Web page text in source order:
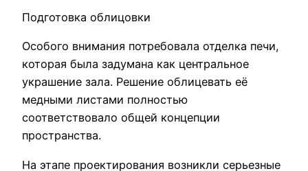
Подготовка облицовки
Особого внимания потребовала отделка печи,
которая была задумана как центральное
украшение зала. Решение облицевать её
медными листами полностью
соответствовало общей концепции
пространства.
На этапе проектирования возникли серьезные